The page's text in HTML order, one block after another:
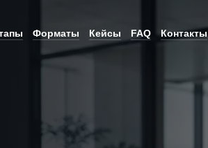
Форматы Кейсы FAQ Контакты